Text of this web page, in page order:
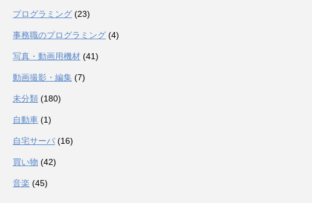
プログラミング (23)
事務職のプログラミング (4)
写真・動画用機材 (41)
動画撮影・編集 (7)
未分類 (180)
自動車 (1)
自宅サーバ(16)
買い物 (42)
音楽 (45)